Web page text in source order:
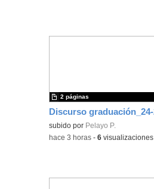
subido por Pelayo P.
2 páginas
-hace 3 horas -6 visualizaciones